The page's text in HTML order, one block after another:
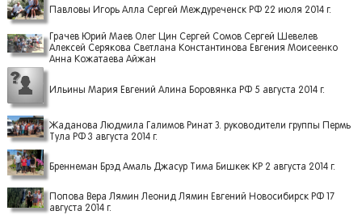
Павловы Игорь Алла Сергей Междуреченск РФ 22 июля 2014 г.
Грачев Юрий Маев Олег Цин Сергей Сомов Сергей Шевелев
Алексей Серякова Светлана Константинова Евгения Моисеенко
Анна Кожатаева Айжан
Ильины Мария Евгений Алина Боровянка РФ 5 августа 2014 г.
Жаданова Людмила Галимов Ринат З. руководители группы Пермь
Тула РФ 3 августа 2014 г.
Бреннеман Брэд Амаль Джасур Тима Бишкек КР 2 августа 2014 г.
Попова Вера Лямин Леонид Лямин Евгений Новосибирск РФ 17
августа 2014 г.